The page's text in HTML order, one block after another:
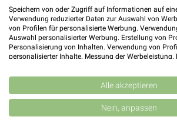
Ostern mit Lidl genießen
19.03.2026 14.01.2026
Speichern von oder Zugriff auf Informationen auf
Verwendung reduzierter Daten zur Auswahl von
von Profilen für personalisierte Werbung.
Auswahl personalisierter Werbung. Erstellung von
Personalisierung von Inhalten. Verwendung von
personalisierter Inhalte. Messung der Werbeleistung.
Kombinationen von Daten aus verschiedenen
Verbesserung der Angebote. Verwendung reduzierter
von Inhalten.
Daten können außerhalb der Europäischen Union
USA gesendet werden.
Alle akzeptieren
Nein, anpassen